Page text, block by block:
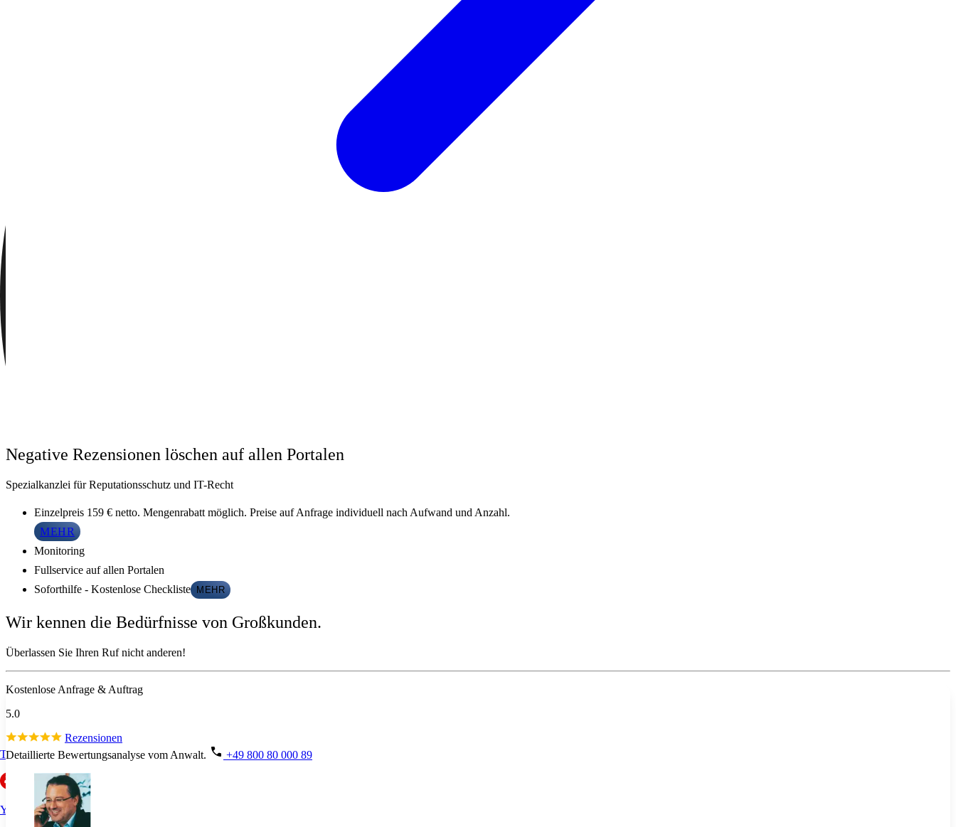
Trustpilot
Yelp
Negative Rezensionen löschen auf allen Portalen
Spezialkanzlei für Reputationsschutz und IT-Recht
Einzelpreis 159 € netto. Mengenrabatt möglich. Preise auf Anfrage individuell nach Aufwand und Anzahl.
MEHR
Monitoring
Fullservice auf allen Portalen
Soforthilfe - Kostenlose Checkliste
MEHR
Wir kennen die Bedürfnisse von Großkunden.
Überlassen Sie Ihren Ruf nicht anderen!
Kostenlose Anfrage & Auftrag
5.0
Rezensionen
Detaillierte Bewertungsanalyse vom Anwalt.
+49 800 80 000 89